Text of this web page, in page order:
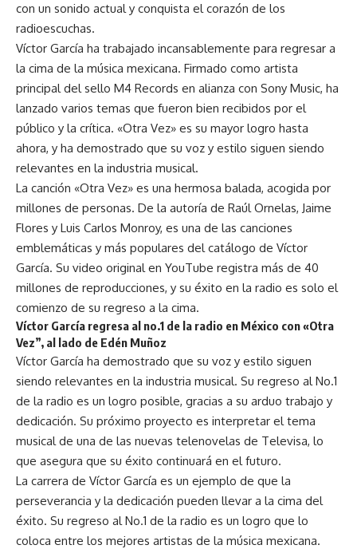
con un sonido actual y conquista el corazón de los
radioescuchas.
Víctor García ha trabajado incansablemente para regresar a
la cima de la música mexicana. Firmado como artista
principal del sello M4 Records en alianza con Sony Music, ha
lanzado varios temas que fueron bien recibidos por el
público y la crítica. «Otra Vez» es su mayor logro hasta
ahora, y ha demostrado que su voz y estilo siguen siendo
relevantes en la industria musical.
La canción «Otra Vez» es una hermosa balada, acogida por
millones de personas. De la autoría de Raúl Ornelas, Jaime
Flores y Luis Carlos Monroy, es una de las canciones
emblemáticas y más populares del catálogo de Víctor
García. Su video original en YouTube registra más de 40
millones de reproducciones, y su éxito en la radio es solo el
comienzo de su regreso a la cima.
Víctor García regresa al no.1 de la radio en México con «Otra
Vez”, al lado de Edén Muñoz
Víctor García ha demostrado que su voz y estilo siguen
siendo relevantes en la industria musical. Su regreso al No.1
de la radio es un logro posible, gracias a su arduo trabajo y
dedicación. Su próximo proyecto es interpretar el tema
musical de una de las nuevas telenovelas de Televisa, lo
que asegura que su éxito continuará en el futuro.
La carrera de Víctor García es un ejemplo de que la
perseverancia y la dedicación pueden llevar a la cima del
éxito. Su regreso al No.1 de la radio es un logro que lo
coloca entre los mejores artistas de la música mexicana.